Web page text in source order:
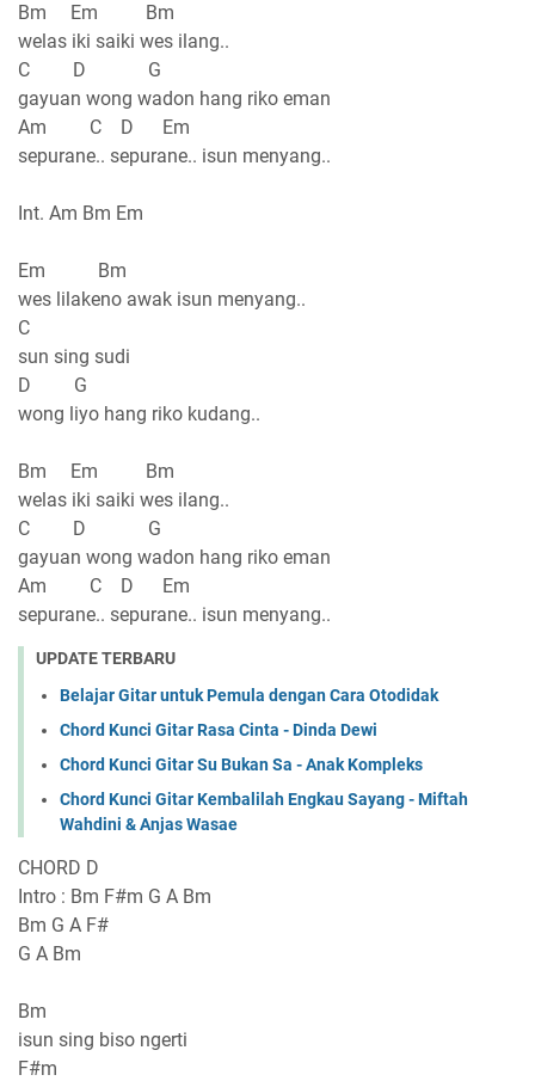
Bm Em Bm
welas iki saiki wes ilang..
C D G
gayuan wong wadon hang riko eman
Am C D Em
sepurane.. sepurane.. isun menyang..
Int. Am Bm Em
Em Bm
wes lilakeno awak isun menyang..
C
sun sing sudi
D G
wong liyo hang riko kudang..
Bm Em Bm
welas iki saiki wes ilang..
C D G
gayuan wong wadon hang riko eman
Am C D Em
sepurane.. sepurane.. isun menyang..
UPDATE TERBARU
Belajar Gitar untuk Pemula dengan Cara Otodidak
Chord Kunci Gitar Rasa Cinta - Dinda Dewi
Chord Kunci Gitar Su Bukan Sa - Anak Kompleks
Chord Kunci Gitar Kembalilah Engkau Sayang - Miftah
Wahdini & Anjas Wasae
CHORD D
Intro : Bm F#m G A Bm
Bm G A F#
G A Bm
Bm
isun sing biso ngerti
F#m